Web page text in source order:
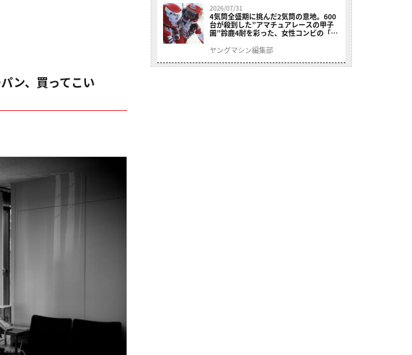
ン、買ってこい
2026/07/31
4気筒全盛期に挑んだ2気筒の意地。600
台が殺到した”アマチュアレースの甲子
園”鈴鹿4耐を彩った、女性コンビの「ス
ヤングマシン編集部